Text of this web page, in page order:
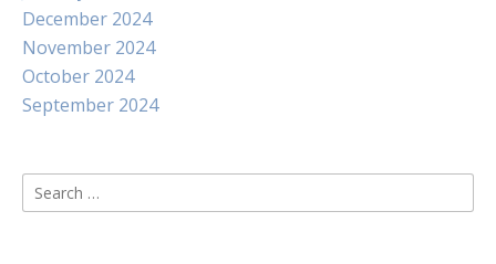
December 2024
November 2024
October 2024
September 2024
Search
for: